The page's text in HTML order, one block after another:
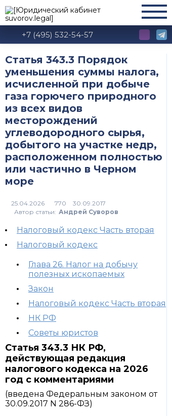
+7 (495) 532-54-57
Статья 343.3 Порядок
уменьшения суммы налога,
исчисленной при добыче
газа горючего природного
из всех видов
месторождений
углеводородного сырья,
добытого на участке недр,
расположенном полностью
или частично в Черном
море
770
Автор статьи: Андрей Суворов
Налоговый кодекс Часть вторая
Налоговый кодекс
Глава 26. Налог на добычу
полезных ископаемых
Закон
Налоговый кодекс Часть вторая
НК РФ
Советы юристов
Статья 343.3 НК РФ,
действующая редакция
налогового кодекса на 2026
год с комментариями
(введена Федеральным законом от
30.09.2017 N 286-ФЗ)